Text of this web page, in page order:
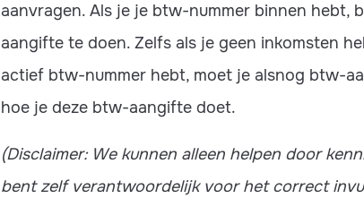
aanvragen. Als je je btw-nummer binnen hebt,
aangifte te doen. Zelfs als je geen inkomsten
actief btw-nummer hebt, moet je alsnog btw-
hoe je deze btw-aangifte doet.
(Disclaimer: We kunnen alleen helpen door
bent zelf verantwoordelijk voor het correct